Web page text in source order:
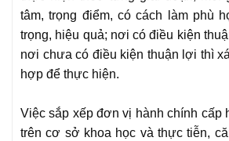
tâm, trọng điểm, có cách làm phù
trọng, hiệu quả; nơi có điều kiện
nơi chưa có điều kiện thuận lợi thì
hợp để thực hiện.
Việc sắp xếp đơn vị hành chính cấp
trên cơ sở khoa học và thực tiễn,